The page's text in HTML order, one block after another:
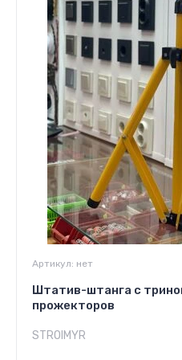
Артикул: нет
Штатив-штанга с
прожекторов
STROIMYR